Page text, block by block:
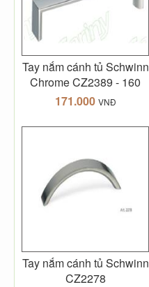
Tay nắm cánh tủ Schwinn
Chrome CZ2389 - 160
171.000 VNĐ
Tay nắm cánh tủ Schwinn
CZ2278